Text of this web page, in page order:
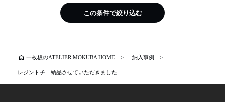
この条件で絞り込む
home 一枚板のATELIER MOKUBA HOME 納入事例
レジントチ 納品させていただきました